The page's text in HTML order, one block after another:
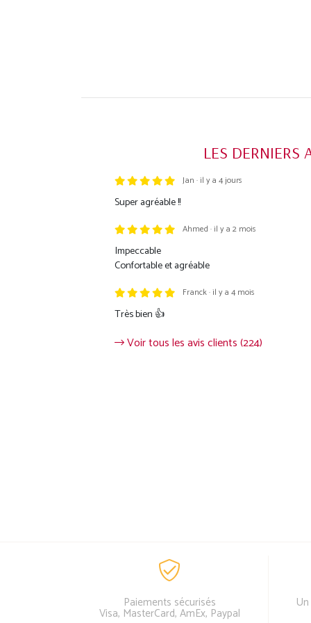
LES DERNIERS
Trustpilot Jan · il y a 4 jours
Super agréable !!
Ahmed · il y a 2 mois
Impeccable
Confortable et agréable
Franck · il y a 4 mois
Très bien 👍
Voir tous les avis clients (224)
Paiements sécurisés
Visa, MasterCard, AmEx, Paypal